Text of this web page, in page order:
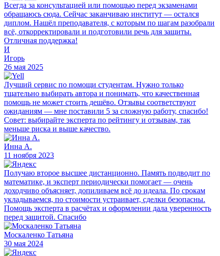
Всегда за консультацией или помощью перед экзаменами
обращаюсь сюда. Сейчас заканчиваю институт — остался
диплом. Нашёл преподавателя, с которым по шагам разобрали
всё, откорректировали и подготовили речь для защиты.
Отличная поддержка!
И
Игорь
26 мая 2025
Лучший сервис по помощи студентам. Нужно только
тщательно выбирать автора и понимать, что качественная
помощь не может стоить дешёво. Отзывы соответствуют
ожиданиям — мне поставили 5 за сложную работу, спасибо!
Совет: выбирайте эксперта по рейтингу и отзывам, так
меньше риска и выше качество.
Инна А.
11 ноября 2023
Получаю второе высшее дистанционно. Память подводит по
математике, и эксперт периодически помогает — очень
доходчиво объясняет, допиливаем всё до идеала. По срокам
укладываемся, по стоимости устраивает, сделки безопасны.
Помощь эксперта в расчётах и оформлении дала уверенность
перед защитой. Спасибо
Москаленко Татьяна
30 мая 2024